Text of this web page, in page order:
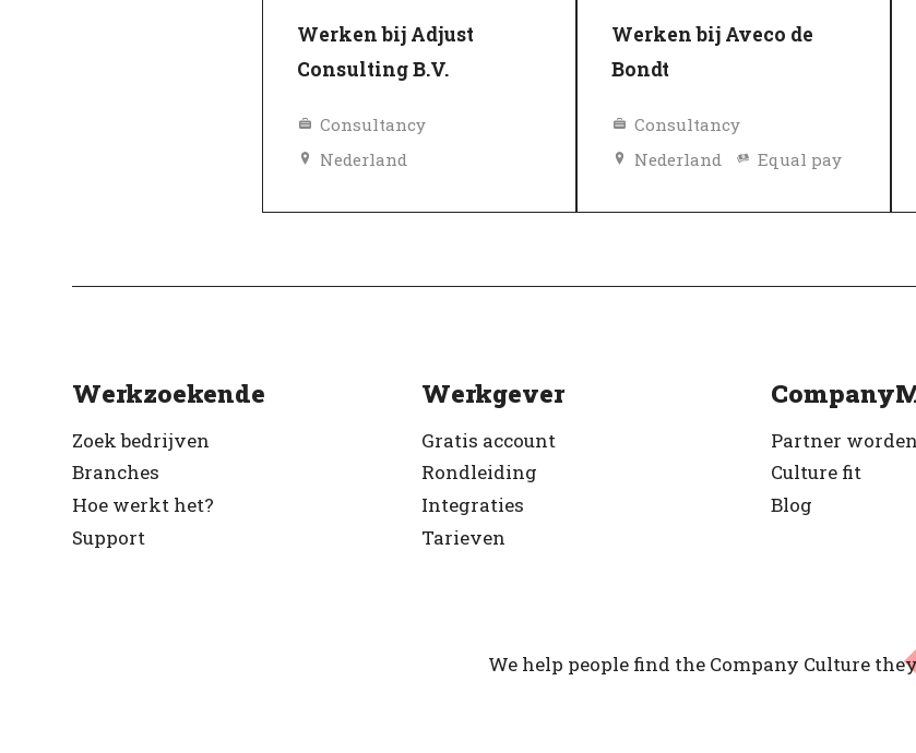
Werken bij Adjust
Consulting B.V.
Consultancy
Nederland
Werken bij Aveco de
Bondt
Consultancy
Nederland
Equal pay
Werkzoekende
Zoek bedrijven
Branches
Hoe werkt het?
Support
Werkgever
Gratis account
Rondleiding
Integraties
Tarieven
Partner worden
Culture fit
Blog
We help people find the Company Culture